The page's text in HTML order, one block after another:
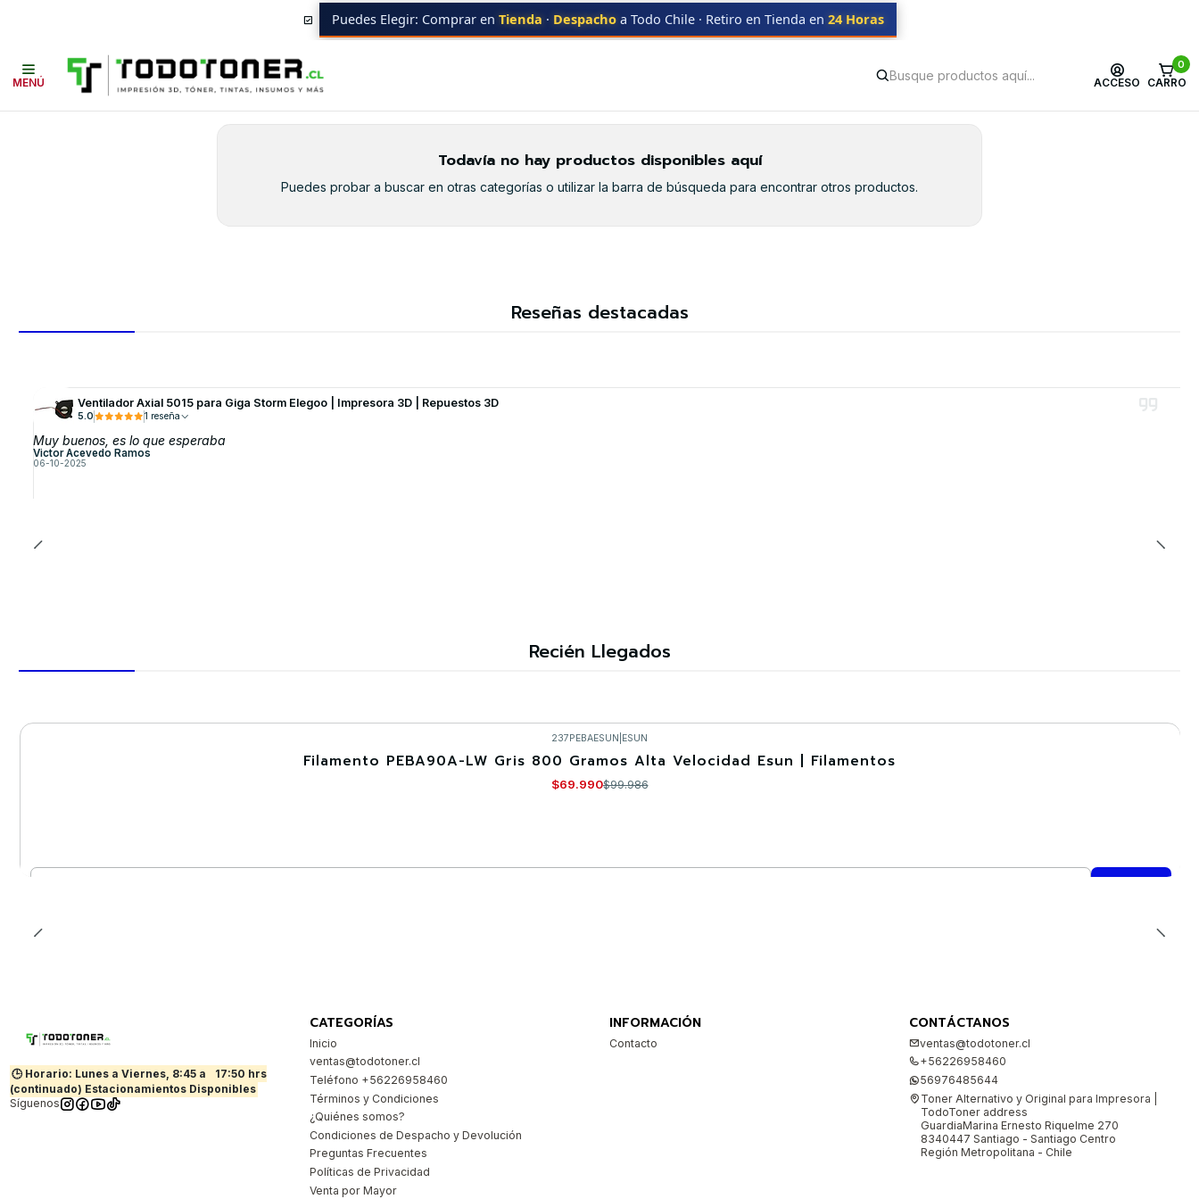
MENÚ ACCESO
0
CARRO
Puedes Elegir: Comprar en Tienda · Despacho a Todo Chile · Retiro en Tienda en 24 Horas
Equipos HP P4515
P4515
Todavía no hay productos disponibles aquí
Puedes probar a buscar en otras categorías o utilizar la barra de búsqueda para encontrar otros productos.
Reseñas destacadas
Ventilador Axial 5015 para Giga Storm Elegoo | Impresora 3D | Repuestos 3D
5.0 1 reseña
Muy buenos, es lo que esperaba
Victor Acevedo Ramos
06-10-2025
Recién Llegados
237PEBAESUN ESUN
Filamento PEBA90A-LW Gris 800 Gramos Alta Velocidad Esun | Filamentos
$69.990$99.986
🕒 Horario: Lunes a Viernes, 8:45 a
17:50 hrs
(continuado) Estacionamientos Disponibles
Síguenos
CATEGORÍAS
Inicio
ventas@todotoner.cl
Teléfono +56226958460
Términos y Condiciones
¿Quiénes somos?
Condiciones de Despacho y Devolución
Preguntas Frecuentes
Políticas de Privacidad
Venta por Mayor
INFORMACIÓN
Contacto
CONTÁCTANOS
ventas@todotoner.cl
+56226958460
56976485644
Toner Alternativo y Original para Impresora |
TodoToner address
GuardiaMarina Ernesto Riquelme 270
8340447 Santiago - Santiago Centro
Región Metropolitana - Chile